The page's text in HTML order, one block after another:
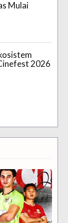
Mulai
2026